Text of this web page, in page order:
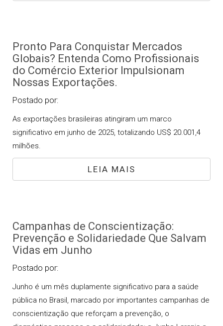
Pronto Para Conquistar Mercados
Globais? Entenda Como Profissionais
do Comércio Exterior Impulsionam
Nossas Exportações.
Postado por:
As exportações brasileiras atingiram um marco
significativo em junho de 2025, totalizando US$ 20.001,4
milhões.
LEIA MAIS
Campanhas de Conscientização:
Prevenção e Solidariedade Que Salvam
Vidas em Junho
Postado por:
Junho é um mês duplamente significativo para a saúde
pública no Brasil, marcado por importantes campanhas de
conscientização que reforçam a prevenção, o